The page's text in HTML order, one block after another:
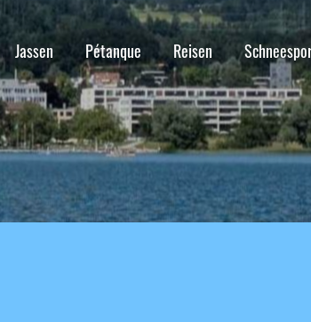
Jassen Pétanque Reisen